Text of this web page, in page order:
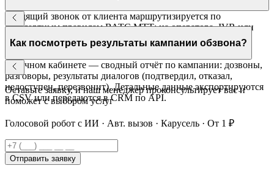
Входящий звонок от клиента маршрутизируется по
стандартным правилам ВАТС МТТ: на оператора, IVR или
снова на робота — в зависимости от вашей настройки.
Как посмотреть результаты кампании обзвона?
В личном кабинете — сводный отчёт по кампании: дозвоны,
разговоры, результаты диалогов (подтвердил, отказал,
недоступен, перезвонит). Детальные данные экспортируются
в CSV или передаются в CRM по API.
Оставьте заявку, и наш менеджер проконсультирует вас и
поможет с выбором услуг
Голосовой робот с ИИ · Авт. вызов · Карусель · От 1 ₽
Отправить заявку